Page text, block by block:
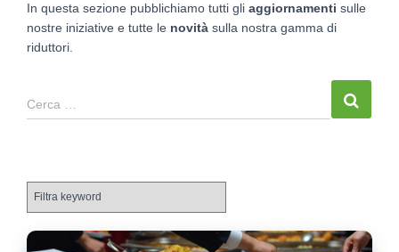
In questa sezione pubblichiamo tutti gli aggiornamenti sulle
nostre iniziative e tutte le novità sulla nostra gamma di
riduttori.
Cerca …